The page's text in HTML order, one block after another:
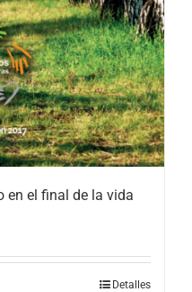
en el final de la vida
Detalles